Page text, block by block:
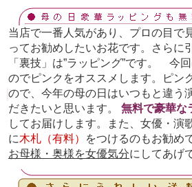
当店で一番人気があり、プロの目で
ってお勧めしたいお花です。さらに
「裏技」は”ラッピング”です。 今
のでピンクをオススメします。ピン
ので、今年の母の日はいつもと違う
だきたいと思います。 無料で豪華な
してお届けします。また、女優・演
に木札（有料） をつけるのもお勧め
お母様・奥様を女優気分にしてあげ